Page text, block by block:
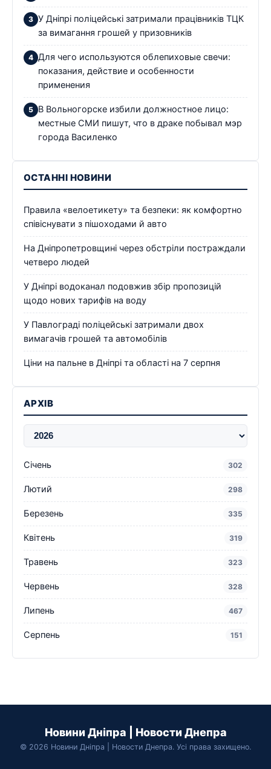
У Дніпрі поліцейські затримали працівників ТЦК
за вимагання грошей у призовників
Для чего используются облепиховые свечи:
показания, действие и особенности
применения
В Вольногорске избили должностное лицо:
местные СМИ пишут, что в драке побывал мэр
города Василенко
ОСТАННІ НОВИНИ
Правила «велоетикету» та безпеки: як комфортно
співіснувати з пішоходами й авто
На Дніпропетровщині через обстріли постраждали
четверо людей
У Дніпрі водоканал подовжив збір пропозицій
щодо нових тарифів на воду
У Павлограді поліцейські затримали двох
вимагачів грошей та автомобілів
Ціни на пальне в Дніпрі та області на 7 серпня
АРХІВ
Січень 302
Лютий 298
Березень 335
Квітень 319
Травень 323
Червень 328
Липень 467
Серпень 151
Новини Дніпра | Новости Днепра
© 2026 Новини Дніпра | Новости Днепра. Усі права захищено.